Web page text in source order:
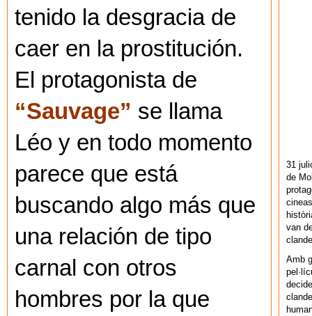
tenido la desgracia de
caer en la prostitución.
El protagonista de
“Sauvage” se llama
Léo y en todo momento
parece que está
buscando algo más que
una relación de tipo
carnal con otros
hombres por la que
31
de
van
Amb